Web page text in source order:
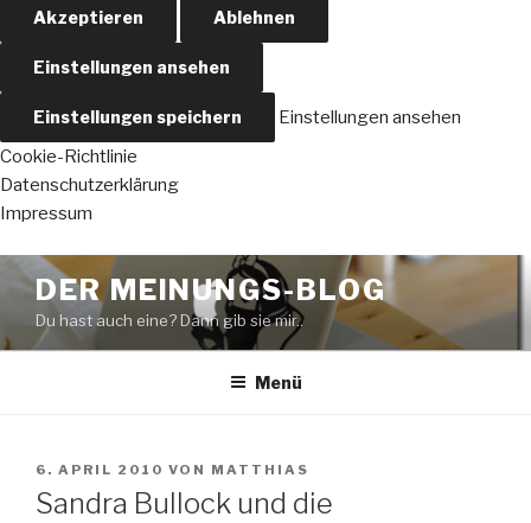
Akzeptieren Ablehnen
Einstellungen ansehen
Einstellungen speichern
Einstellungen ansehen
Cookie-Richtlinie
Datenschutzerklärung
Impressum
Zum
Inhalt
springen
DER MEINUNGS-BLOG
Du hast auch eine? Dann gib sie mir..
Menü
VERÖFFENTLICHT
AM
6. APRIL 2010 VON MATTHIAS
Sandra Bullock und die